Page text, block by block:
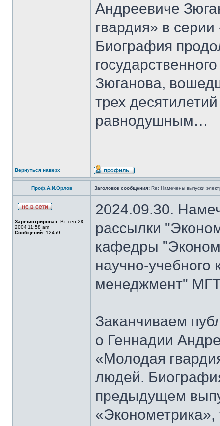
Андреевиче
гвардия» в
Биография
Зюганова,
трех
равнодушным…
Вернуться наверх
Проф.А.И.Орлов Заголовок сообщения: Re: Намечены выпуски
Зарегистрирован: Вт сен 28,
2004 11:58 am
Сообщений: 12459
2024.09.30.
рассылки
кафедры
научно-
менеджмент"
Заканчиваем
о Геннадии
«Молодая
людей.
предыдущем
«Эконометрика»,